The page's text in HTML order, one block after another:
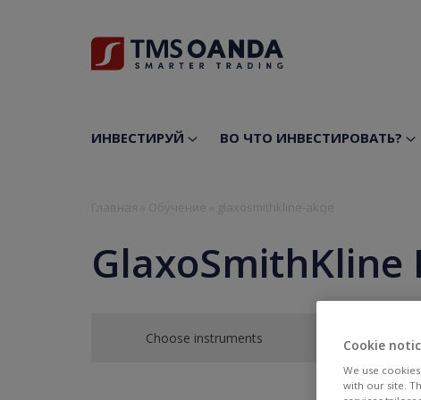
ИНВЕСТИРУЙ ВО ЧТО ИНВЕСТИРОВАТЬ?
GlaxoSmithKline
Choose instruments Cookie
We use
with our site.